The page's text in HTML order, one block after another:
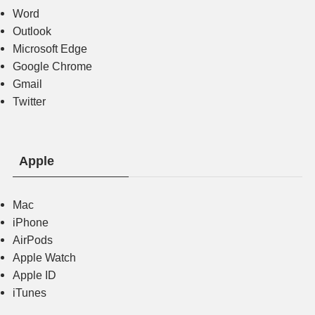
Word
Outlook
Microsoft Edge
Google Chrome
Gmail
Twitter
Apple
Mac
iPhone
AirPods
Apple Watch
Apple ID
iTunes